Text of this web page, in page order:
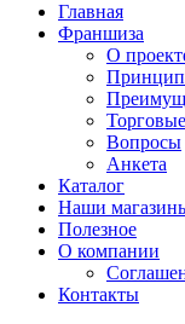
Главная
Франшиза
О
Вопросы
Анкета
Каталог
Наши
Полезное
О компании
Контакты